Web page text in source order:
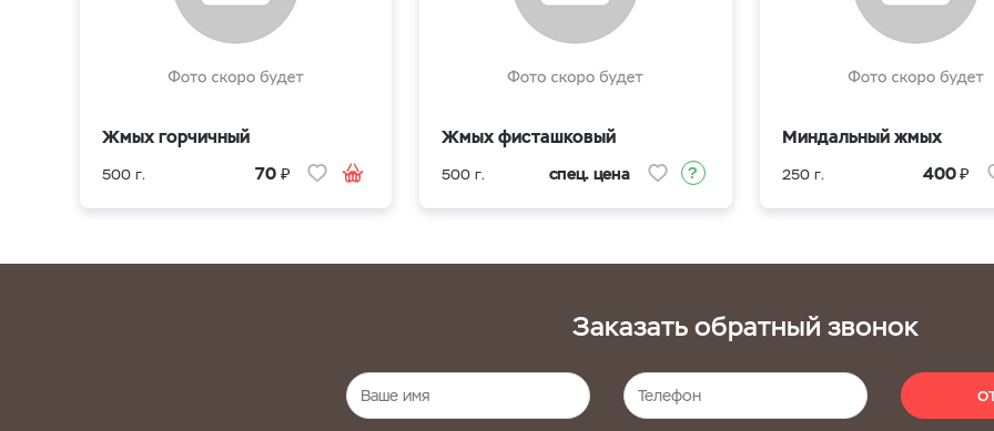
Жмых горчичный
500 г. 70 ₽
Жмых фисташковый
500 г. спец. цена
Миндальный жмых
250 г. 400₽
Заказать обратный звонок